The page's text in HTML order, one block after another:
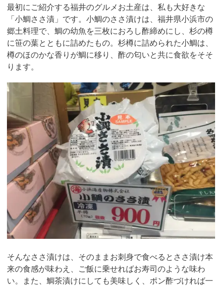
最初にご紹介する福井のグルメお土産は、私も大好きな
「小鯛ささ漬」です。小鯛のささ漬けは、福井県小浜市の
郷土料理で、鯛の幼魚を三枚におろし酢締めにし、杉の樽
に笹の葉とともに詰めたもの。杉樽に詰められた小鯛は、
樽のほのかな香りが鯛に移り、酢の匂いと共に食欲をそそ
ります。
そんなささ漬けは、そのままお刺身で食べるとささ漬け本
来の食感が味わえ、ご飯に乗せればお寿司のような味わ
い。また、鯛茶漬けにしても美味しく、ポン酢づければ一